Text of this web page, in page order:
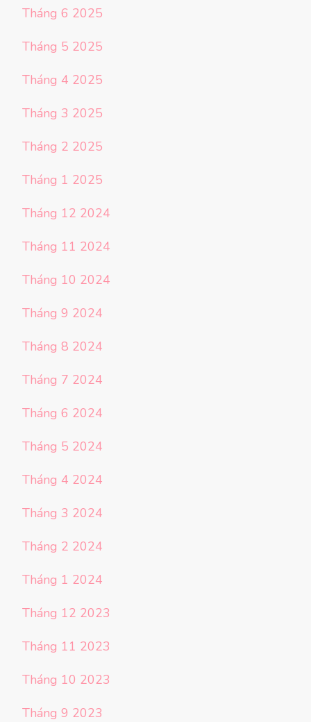
Tháng 6 2025
Tháng 5 2025
Tháng 4 2025
Tháng 3 2025
Tháng 2 2025
Tháng 1 2025
Tháng 12 2024
Tháng 11 2024
Tháng 10 2024
Tháng 9 2024
Tháng 8 2024
Tháng 7 2024
Tháng 6 2024
Tháng 5 2024
Tháng 4 2024
Tháng 3 2024
Tháng 2 2024
Tháng 1 2024
Tháng 12 2023
Tháng 11 2023
Tháng 10 2023
Tháng 9 2023